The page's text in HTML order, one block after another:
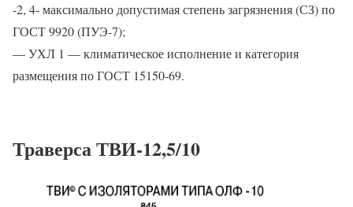
-2, 4- максимально допустимая степень загрязнения (СЗ) по
ГОСТ 9920 (ПУЭ-7);
— УХЛ 1 — климатическое исполнение и категория
размещения по ГОСТ 15150-69.
Траверса ТВИ-12,5/10